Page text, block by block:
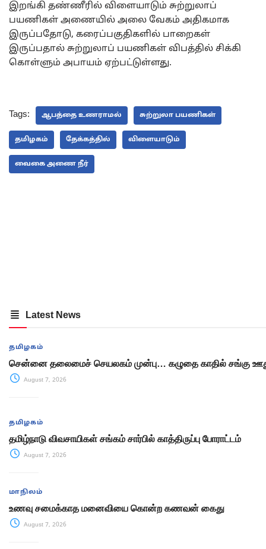
இறங்கி தண்ணீரில் விளையாடும் சுற்றுலாப்
பயணிகள் அணையில் அலை வேகம் அதிகமாக
இருப்பதோடு, கரைப்பகுதிகளில் பாறைகள்
இருப்பதால் சுற்றுலாப் பயணிகள் விபத்தில் சிக்கி
கொள்ளும் அபாயம் ஏற்பட்டுள்ளது.
Tags: ஆபத்தை உணராமல் சுற்றுலா பயணிகள்
தமிழகம் தேக்கத்தில் விளையாடும்
வைகை அணை நீர்
Latest News
தமிழகம்
சென்னை தலைமைச் செயலகம் முன்பு… கழுதை காதில் சங்கு
August 7, 2026
தமிழகம்
தமிழ்நாடு விவசாயிகள் சங்கம் சார்பில் காத்திருப்பு போராட்டம்
August 7, 2026
மாநிலம்
உணவு சமைக்காத மனைவியை கொன்ற கணவன் கைது
August 7, 2026